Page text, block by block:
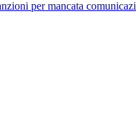
per mancata